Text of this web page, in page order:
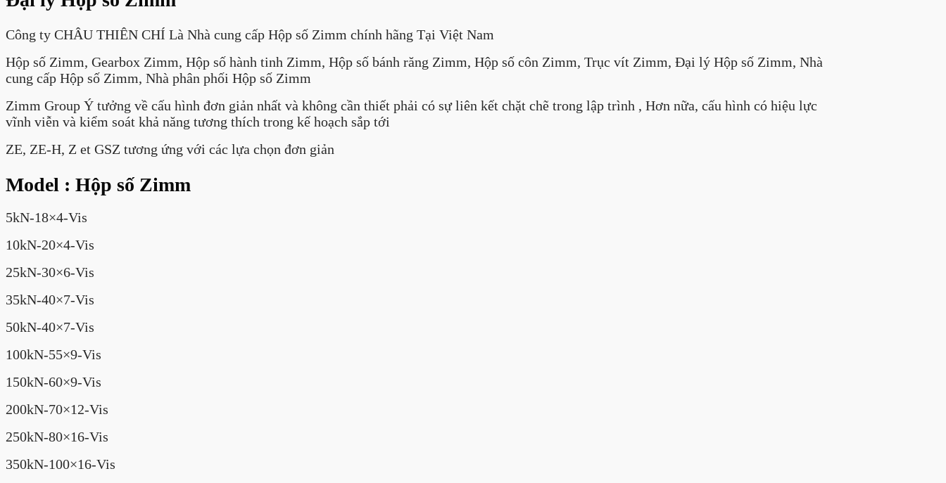
Công ty CHÂU THIÊN CHÍ Là Nhà cung cấp Hộp số Zimm chính hãng Tại Việt Nam
Hộp số Zimm, Gearbox Zimm, Hộp số hành tinh Zimm, Hộp số bánh răng Zimm, Hộp số côn Zimm, Trục vít Zimm, Đại lý Hộp số Zimm, Nhà
cung cấp Hộp số Zimm, Nhà phân phối Hộp số Zimm
Zimm Group Ý tưởng về cấu hình đơn giản nhất và không cần thiết phải có sự liên kết chặt chẽ trong lập trình , Hơn nữa, cấu hình có hiệu lực
vĩnh viễn và kiểm soát khả năng tương thích trong kế hoạch sắp tới
ZE, ZE-H, Z et GSZ tương ứng với các lựa chọn đơn giản
Model : Hộp số Zimm
5kN-18×4-Vis
10kN-20×4-Vis
25kN-30×6-Vis
35kN-40×7-Vis
50kN-40×7-Vis
100kN-55×9-Vis
150kN-60×9-Vis
200kN-70×12-Vis
250kN-80×16-Vis
350kN-100×16-Vis